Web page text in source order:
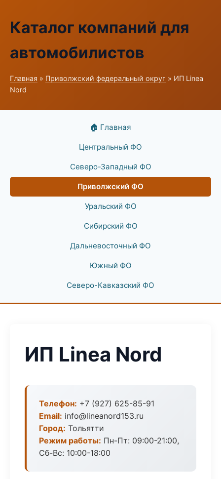
Каталог компаний для
автомобилистов
Главная » Приволжский федеральный округ » ИП Linea
Nord
🏠 Главная
Центральный ФО
Северо-Западный ФО
Приволжский ФО
Уральский ФО
Сибирский ФО
Дальневосточный ФО
Южный ФО
Северо-Кавказский ФО
ИП Linea Nord
Телефон: +7 (927) 625-85-91
Email: info@lineanord153.ru
Город: Тольятти
Режим работы: Пн-Пт: 09:00-21:00,
Сб-Вс: 10:00-18:00